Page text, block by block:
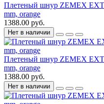
Плетеный шнур ZEMEX
mm, orange
1388.00 руб.
Нет в наличии
Плетеный шнур ZEMEX
mm, orange
1388.00 руб.
Нет в наличии